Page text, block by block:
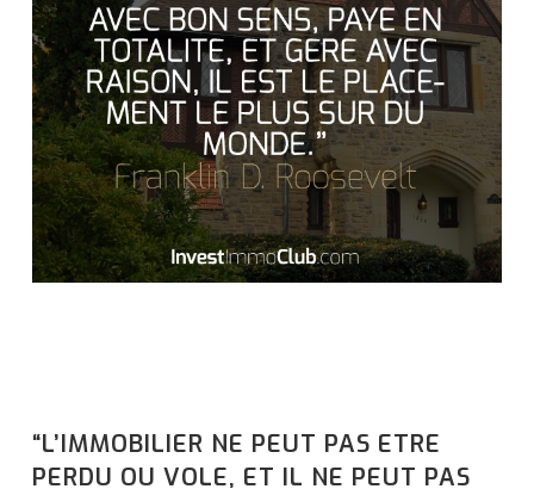
“L’IMMOBILIER NE PEUT PAS ETRE
PERDU OU VOLE, ET IL NE PEUT PAS